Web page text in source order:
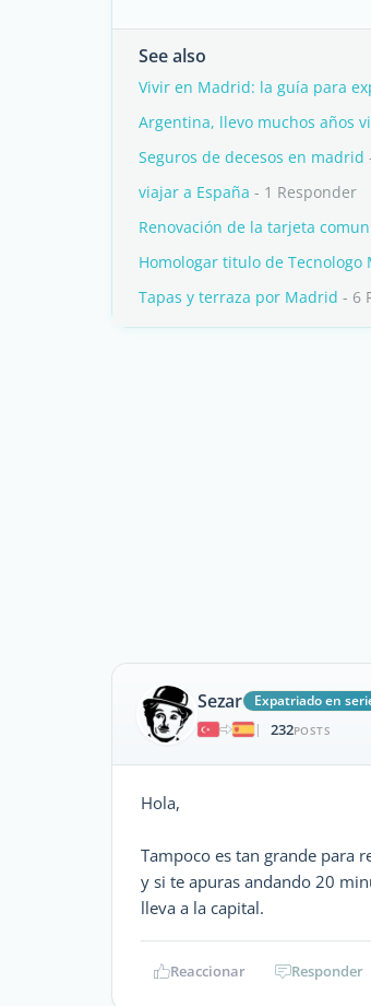
See also
Vivir en Madrid: la guía para
Argentina, llevo muchos años
Seguros de decesos en madrid
viajar a España - 1 Responder
Renovación de la tarjeta
Homologar titulo de Tecnologo
Tapas y terraza por Madrid - 6
Sezar
Expatriado en
|
232POSTS
Hola,
Tampoco es tan grande para
y si te apuras andando 20
lleva a la capital.
Reaccionar Responder